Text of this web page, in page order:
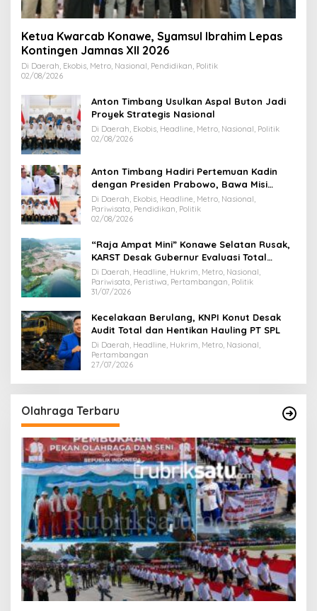
Ketua Kwarcab Konawe, Syamsul Ibrahim Lepas
Kontingen Jamnas XII 2026
Di Daerah, Ekobis, Metro, Nasional, Pendidikan, Politik
02/08/2026
Anton Timbang Usulkan Aspal Buton Jadi
Proyek Strategis Nasional
Di Daerah, Ekobis, Headline, Metro, Nasional, Politik
02/08/2026
Anton Timbang Hadiri Pertemuan Kadin
dengan Presiden Prabowo, Bawa Misi
Majukan Ekonomi Sultra
Di Daerah, Ekobis, Headline, Metro, Nasional,
Pariwisata, Pendidikan, Politik
02/08/2026
“Raja Ampat Mini” Konawe Selatan Rusak,
KARST Desak Gubernur Evaluasi Total
Dispar Sultra
Di Daerah, Headline, Hukrim, Metro, Nasional,
Pariwisata, Peristiwa, Pertambangan, Politik
31/07/2026
Kecelakaan Berulang, KNPI Konut Desak
Audit Total dan Hentikan Hauling PT SPL
Di Daerah, Headline, Hukrim, Metro, Nasional,
Pertambangan
27/07/2026
Olahraga Terbaru